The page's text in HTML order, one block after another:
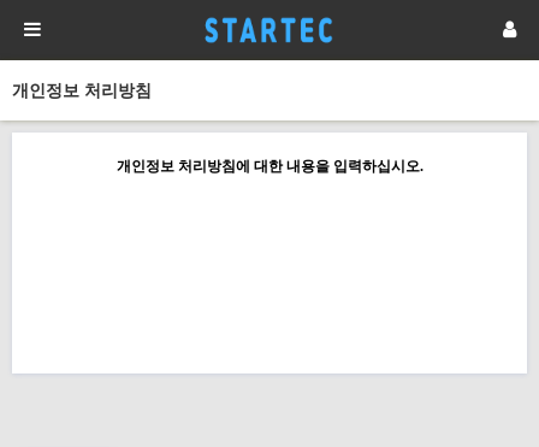
개인정보 처리방침
개인정보 처리방침에 대한 내용을 입력하십시오.